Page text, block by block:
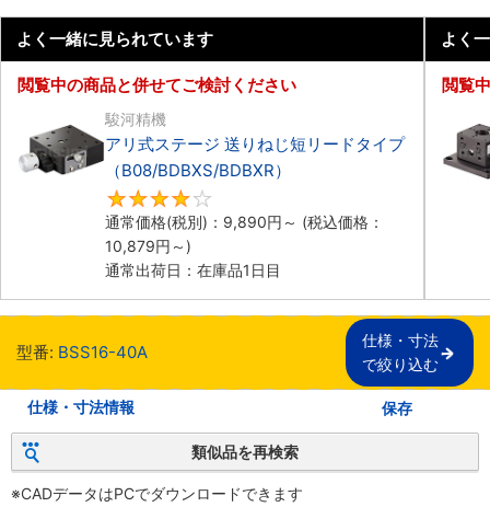
よく一緒に見られています
閲覧中の商品と併せてご検討ください
駿河精機
アリ式ステージ 送りねじ短リードタイプ
（B08/BDBXS/BDBXR）
通常価格(税別)： 9,890円 ～ (税込価格：
10,879円 ～)
通常出荷日：在庫品1日目
よく
閲覧
型番: BSS16-40A
仕様・寸法
で絞り込む
仕様・寸法情報 保存
類似品を再検索
※CADデータはPCでダウンロードできます